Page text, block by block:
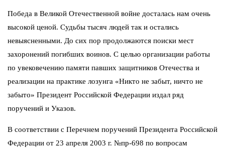
Победа в Великой Отечественной войне досталась нам очень
высокой ценой. Судьбы тысяч людей так и остались
невыясненными. До сих пор продолжаются поиски мест
захоронений погибших воинов. С целью организации работы
по увековечению памяти павших защитников Отечества и
реализации на практике лозунга «Никто не забыт, ничто не
забыто» Президент Российской Федерации издал ряд
поручений и Указов.
В соответствии с Перечнем поручений Президента Российской
Федерации от 23 апреля 2003 г. №пр-698 по вопросам